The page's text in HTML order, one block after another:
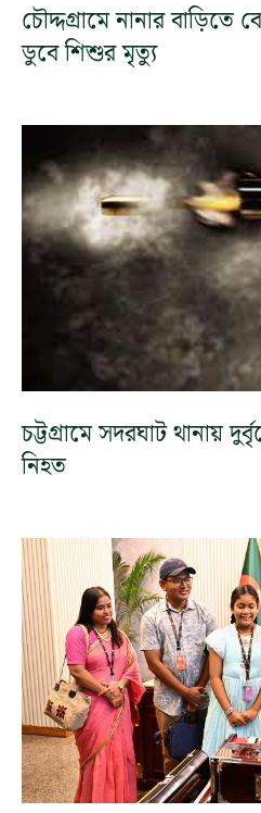
চৌদ্দগ্রামে নানার বাড়িতে
ডুবে শিশুর মৃত্যু
চট্টগ্রামে সদরঘাট থানায়
নিহত